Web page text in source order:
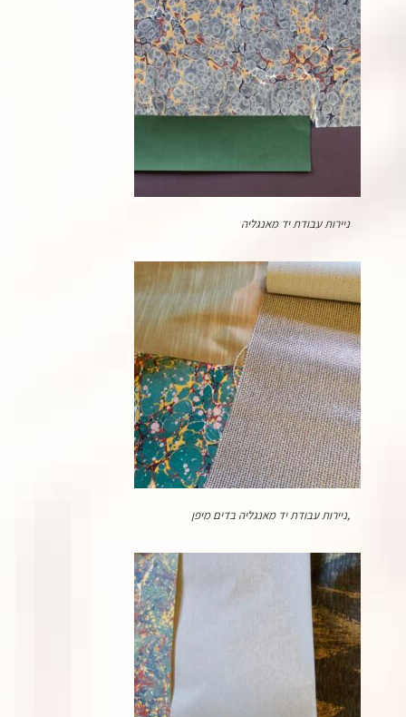
ניירות עבודת יד מאנגליה
,ניירות עבודת יד מאנגליה בדים מיפן